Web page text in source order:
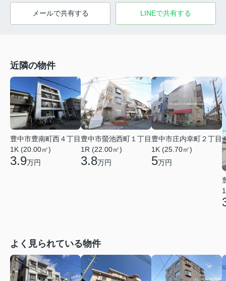
メールで共有する LINEで共有する
近隣の物件
豊中市豊南町西４丁目
1K (20.00㎡)
3.9万円
豊中市螢池西町１丁目
1R (22.00㎡)
3.8万円
豊中市庄内幸町２丁目
1K (25.70㎡)
5万円
よく見られている物件